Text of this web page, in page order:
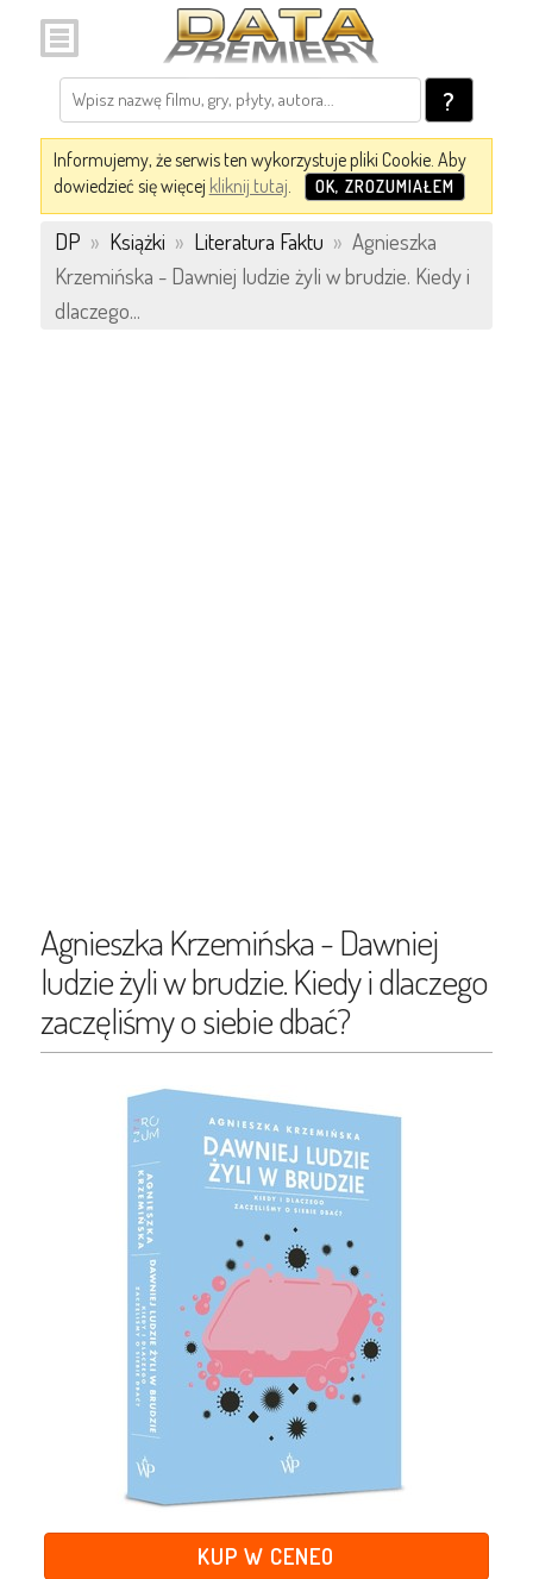
?
Informujemy, że serwis ten wykorzystuje pliki Cookie. Aby
dowiedzieć się więcej kliknij tutaj. OK, ZROZUMIAŁEM
DP » Książki » Literatura Faktu » Agnieszka
Krzemińska - Dawniej ludzie żyli w brudzie. Kiedy i
dlaczego...
Agnieszka Krzemińska - Dawniej
ludzie żyli w brudzie. Kiedy i dlaczego
zaczęliśmy o siebie dbać?
KUP W CENEO